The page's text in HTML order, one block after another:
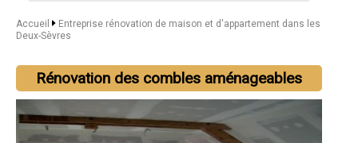
Accueil
Entreprise rénovation de maison et d'appartement dans les
Deux-Sèvres
Rénovation des combles aménageables